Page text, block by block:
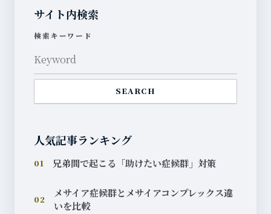
サイト内検索
検索キーワード
SEARCH
人気記事ランキング
01 兄弟間で起こる「助けたい症候群」対策
02
メサイア症候群とメサイアコンプレックス違
いを比較